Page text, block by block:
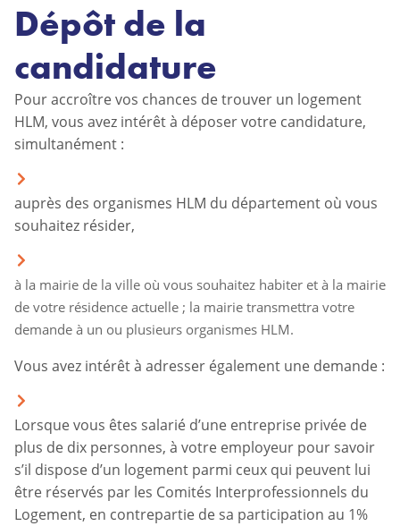
Dépôt de la
candidature
Pour accroître vos chances de trouver un logement
HLM, vous avez intérêt à déposer votre candidature,
simultanément :
auprès des organismes HLM du département où vous
souhaitez résider,
à la mairie de la ville où vous souhaitez habiter et à la mairie
de votre résidence actuelle ; la mairie transmettra votre
demande à un ou plusieurs organismes HLM.
Vous avez intérêt à adresser également une demande :
Lorsque vous êtes salarié d’une entreprise privée de
plus de dix personnes, à votre employeur pour savoir
s’il dispose d’un logement parmi ceux qui peuvent lui
être réservés par les Comités Interprofessionnels du
Logement, en contrepartie de sa participation au 1%